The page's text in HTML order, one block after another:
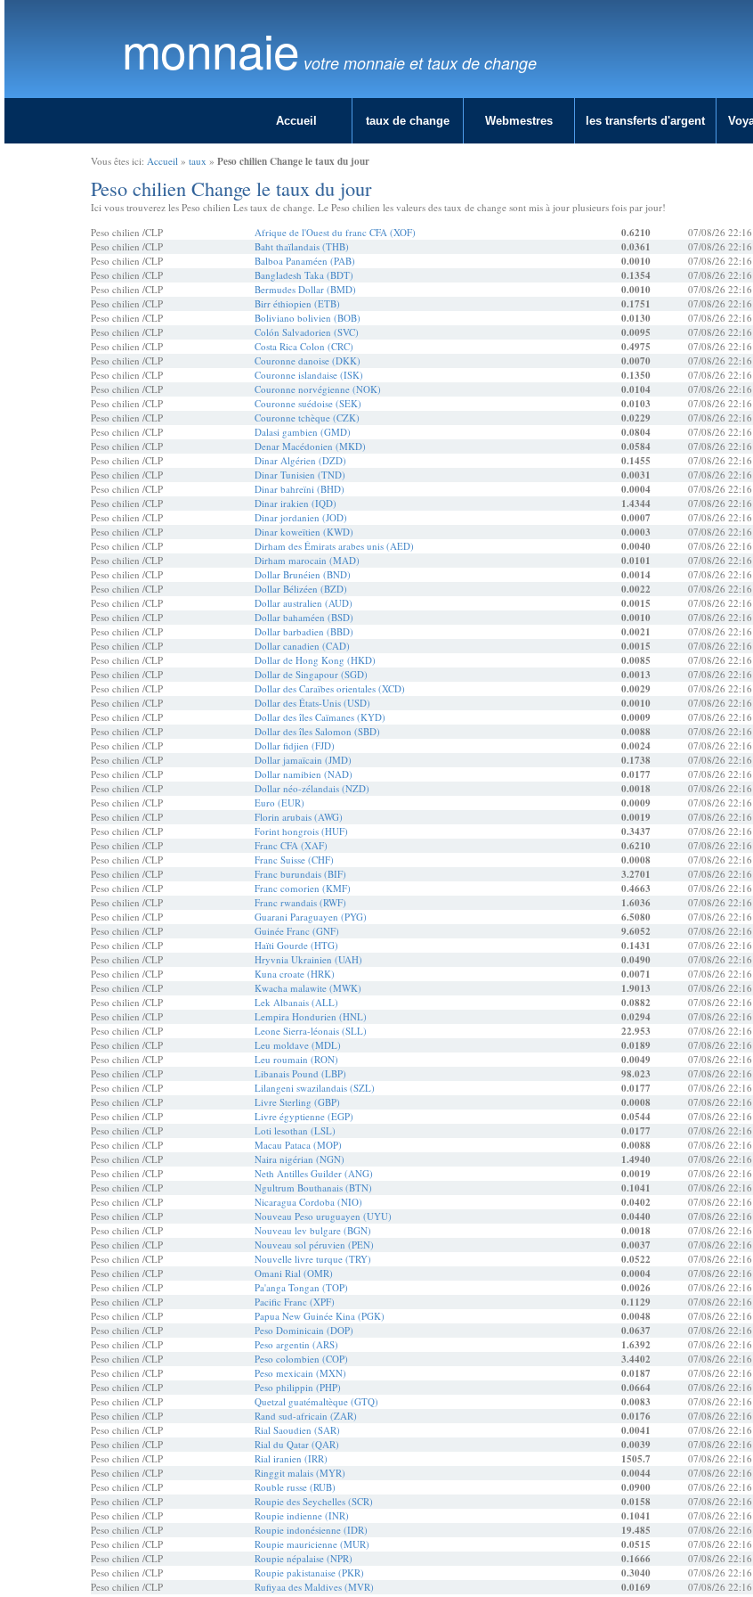
monnaie votre monnaie et taux de change
Accueil taux de change Webmestres les transferts d'argent
Vous êtes ici: Accueil » taux » Peso chilien Change le taux du jour
Peso chilien Change le taux du jour
Ici vous trouverez les Peso chilien Les taux de change. Le Peso chilien les valeurs des taux de change sont mis à jour plusieurs fois par jour!
Peso chilien /CLP
Afrique de l'Ouest du franc CFA (XOF) 0.6210 07/08/26 22:16
Peso chilien /CLP
Baht thaïlandais (THB) 0.0361 07/08/26 22:16
Peso chilien /CLP
Balboa Panaméen (PAB) 0.0010 07/08/26 22:16
Peso chilien /CLP
Bangladesh Taka (BDT) 0.1354 07/08/26 22:16
Peso chilien /CLP
Bermudes Dollar (BMD) 0.0010 07/08/26 22:16
Peso chilien /CLP
Birr éthiopien (ETB) 0.1751 07/08/26 22:16
Peso chilien /CLP
Boliviano bolivien (BOB) 0.0130 07/08/26 22:16
Peso chilien /CLP
Colón Salvadorien (SVC) 0.0095 07/08/26 22:16
Peso chilien /CLP
Costa Rica Colon (CRC) 0.4975 07/08/26 22:16
Peso chilien /CLP
Couronne danoise (DKK) 0.0070 07/08/26 22:16
Peso chilien /CLP
Couronne islandaise (ISK) 0.1350 07/08/26 22:16
Peso chilien /CLP
Couronne norvégienne (NOK) 0.0104 07/08/26 22:16
Peso chilien /CLP
Couronne suédoise (SEK) 0.0103 07/08/26 22:16
Peso chilien /CLP
Couronne tchèque (CZK) 0.0229 07/08/26 22:16
Peso chilien /CLP
Dalasi gambien (GMD) 0.0804 07/08/26 22:16
Peso chilien /CLP
Denar Macédonien (MKD) 0.0584 07/08/26 22:16
Peso chilien /CLP
Dinar Algérien (DZD) 0.1455 07/08/26 22:16
Peso chilien /CLP
Dinar Tunisien (TND) 0.0031 07/08/26 22:16
Peso chilien /CLP
Dinar bahreïni (BHD) 0.0004 07/08/26 22:16
Peso chilien /CLP
Dinar irakien (IQD) 1.4344 07/08/26 22:16
Peso chilien /CLP
Dinar jordanien (JOD) 0.0007 07/08/26 22:16
Peso chilien /CLP
Dinar koweïtien (KWD) 0.0003 07/08/26 22:16
Peso chilien /CLP
Dirham des Émirats arabes unis (AED) 0.0040 07/08/26 22:16
Peso chilien /CLP
Dirham marocain (MAD) 0.0101 07/08/26 22:16
Peso chilien /CLP
Dollar Brunéien (BND) 0.0014 07/08/26 22:16
Peso chilien /CLP
Dollar Bélizéen (BZD) 0.0022 07/08/26 22:16
Peso chilien /CLP
Dollar australien (AUD) 0.0015 07/08/26 22:16
Peso chilien /CLP
Dollar bahaméen (BSD) 0.0010 07/08/26 22:16
Peso chilien /CLP
Dollar barbadien (BBD) 0.0021 07/08/26 22:16
Peso chilien /CLP
Dollar canadien (CAD) 0.0015 07/08/26 22:16
Peso chilien /CLP
Dollar de Hong Kong (HKD) 0.0085 07/08/26 22:16
Peso chilien /CLP
Dollar de Singapour (SGD) 0.0013 07/08/26 22:16
Peso chilien /CLP
Dollar des Caraïbes orientales (XCD) 0.0029 07/08/26 22:16
Peso chilien /CLP
Dollar des États-Unis (USD) 0.0010 07/08/26 22:16
Peso chilien /CLP
Dollar des îles Caïmanes (KYD) 0.0009 07/08/26 22:16
Peso chilien /CLP
Dollar des îles Salomon (SBD) 0.0088 07/08/26 22:16
Peso chilien /CLP
Dollar fidjien (FJD) 0.0024 07/08/26 22:16
Peso chilien /CLP
Dollar jamaïcain (JMD) 0.1738 07/08/26 22:16
Peso chilien /CLP
Dollar namibien (NAD) 0.0177 07/08/26 22:16
Peso chilien /CLP
Dollar néo-zélandais (NZD) 0.0018 07/08/26 22:16
Peso chilien /CLP
Euro (EUR) 0.0009 07/08/26 22:16
Peso chilien /CLP
Florin arubais (AWG) 0.0019 07/08/26 22:16
Peso chilien /CLP
Forint hongrois (HUF) 0.3437 07/08/26 22:16
Peso chilien /CLP
Franc CFA (XAF) 0.6210 07/08/26 22:16
Peso chilien /CLP
Franc Suisse (CHF) 0.0008 07/08/26 22:16
Peso chilien /CLP
Franc burundais (BIF) 3.2701 07/08/26 22:16
Peso chilien /CLP
Franc comorien (KMF) 0.4663 07/08/26 22:16
Peso chilien /CLP
Franc rwandais (RWF) 1.6036 07/08/26 22:16
Peso chilien /CLP
Guarani Paraguayen (PYG) 6.5080 07/08/26 22:16
Peso chilien /CLP
Guinée Franc (GNF) 9.6052 07/08/26 22:16
Peso chilien /CLP
Haïti Gourde (HTG) 0.1431 07/08/26 22:16
Peso chilien /CLP
Hryvnia Ukrainien (UAH) 0.0490 07/08/26 22:16
Peso chilien /CLP
Kuna croate (HRK) 0.0071 07/08/26 22:16
Peso chilien /CLP
Kwacha malawite (MWK) 1.9013 07/08/26 22:16
Peso chilien /CLP
Lek Albanais (ALL) 0.0882 07/08/26 22:16
Peso chilien /CLP
Lempira Hondurien (HNL) 0.0294 07/08/26 22:16
Peso chilien /CLP
Leone Sierra-léonais (SLL) 22.953 07/08/26 22:16
Peso chilien /CLP
Leu moldave (MDL) 0.0189 07/08/26 22:16
Peso chilien /CLP
Leu roumain (RON) 0.0049 07/08/26 22:16
Peso chilien /CLP
Libanais Pound (LBP) 98.023 07/08/26 22:16
Peso chilien /CLP
Lilangeni swazilandais (SZL) 0.0177 07/08/26 22:16
Peso chilien /CLP
Livre Sterling (GBP) 0.0008 07/08/26 22:16
Peso chilien /CLP
Livre égyptienne (EGP) 0.0544 07/08/26 22:16
Peso chilien /CLP
Loti lesothan (LSL) 0.0177 07/08/26 22:16
Peso chilien /CLP
Macau Pataca (MOP) 0.0088 07/08/26 22:16
Peso chilien /CLP
Naira nigérian (NGN) 1.4940 07/08/26 22:16
Peso chilien /CLP
Neth Antilles Guilder (ANG) 0.0019 07/08/26 22:16
Peso chilien /CLP
Ngultrum Bouthanais (BTN) 0.1041 07/08/26 22:16
Peso chilien /CLP
Nicaragua Cordoba (NIO) 0.0402 07/08/26 22:16
Peso chilien /CLP
Nouveau Peso uruguayen (UYU) 0.0440 07/08/26 22:16
Peso chilien /CLP
Nouveau lev bulgare (BGN) 0.0018 07/08/26 22:16
Peso chilien /CLP
Nouveau sol péruvien (PEN) 0.0037 07/08/26 22:16
Peso chilien /CLP
Nouvelle livre turque (TRY) 0.0522 07/08/26 22:16
Peso chilien /CLP
Omani Rial (OMR) 0.0004 07/08/26 22:16
Peso chilien /CLP
Pa'anga Tongan (TOP) 0.0026 07/08/26 22:16
Peso chilien /CLP
Pacific Franc (XPF) 0.1129 07/08/26 22:16
Peso chilien /CLP
Papua New Guinée Kina (PGK) 0.0048 07/08/26 22:16
Peso chilien /CLP
Peso Dominicain (DOP) 0.0637 07/08/26 22:16
Peso chilien /CLP
Peso argentin (ARS) 1.6392 07/08/26 22:16
Peso chilien /CLP
Peso colombien (COP) 3.4402 07/08/26 22:16
Peso chilien /CLP
Peso mexicain (MXN) 0.0187 07/08/26 22:16
Peso chilien /CLP
Peso philippin (PHP) 0.0664 07/08/26 22:16
Peso chilien /CLP
Quetzal guatémaltèque (GTQ) 0.0083 07/08/26 22:16
Peso chilien /CLP
Rand sud-africain (ZAR) 0.0176 07/08/26 22:16
Peso chilien /CLP
Rial Saoudien (SAR) 0.0041 07/08/26 22:16
Peso chilien /CLP
Rial du Qatar (QAR) 0.0039 07/08/26 22:16
Peso chilien /CLP
Rial iranien (IRR) 1505.7 07/08/26 22:16
Peso chilien /CLP
Ringgit malais (MYR) 0.0044 07/08/26 22:16
Peso chilien /CLP
Rouble russe (RUB) 0.0900 07/08/26 22:16
Peso chilien /CLP
Roupie des Seychelles (SCR) 0.0158 07/08/26 22:16
Peso chilien /CLP
Roupie indienne (INR) 0.1041 07/08/26 22:16
Peso chilien /CLP
Roupie indonésienne (IDR) 19.485 07/08/26 22:16
Peso chilien /CLP
Roupie mauricienne (MUR) 0.0515 07/08/26 22:16
Peso chilien /CLP
Roupie népalaise (NPR) 0.1666 07/08/26 22:16
Peso chilien /CLP
Roupie pakistanaise (PKR) 0.3040 07/08/26 22:16
Peso chilien /CLP
Rufiyaa des Maldives (MVR) 0.0169 07/08/26 22:16